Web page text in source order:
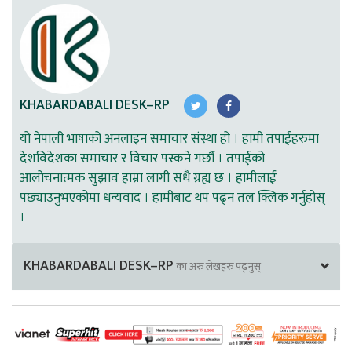
KHABARDABALI DESK–RP
यो नेपाली भाषाको अनलाइन समाचार संस्था हो । हामी तपाईहरुमा
देशविदेशका समाचार र विचार पस्कने गर्छौ । तपाईको
आलोचनात्मक सुझाव हाम्रा लागी सधै ग्रह्य छ । हामीलाई
पछ्याउनुभएकोमा धन्यवाद । हामीबाट थप पढ्न तल क्लिक गर्नुहोस्
।
KHABARDABALI DESK–RPका अरु लेखहरु पढ्नुस्